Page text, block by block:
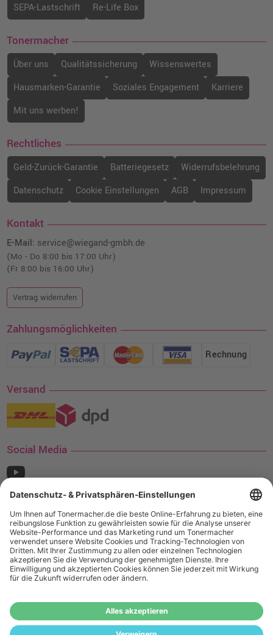
SEPA-Lastschrift
Re-Life Box
Tonermacher
Über uns Qualitätssicherung
Wissenswertes
Hausmarken-Garantie
Soziales Engagement
Karriere
Mit uns werben!
Rechtliches
Geld-Zurück-Garantie Batteriegesetz
Widerrufsbelehrung
Datenschutz
Cookie Einstellungen AGB Impressum
Kontakt
E-Mail: service@wiegand-gmbh.de
(Mo - Do 8:00 bis 17:00 Uhr)
(Fr 8:00 bis 16:00 Uhr)
Vertrag widerrufen
Zahlungsmöglichkeiten
Rechnung
Versand
Social Media
¹ Nur gültig für den Versand innerhalb Deutschlands. Befindet sich ein Warenwert
von mindestens 35€ (inkl. Mwst.) an Ampertec Artikeln in Ihrem Warenkorb, ist der
Versand für Sie kostenfrei.